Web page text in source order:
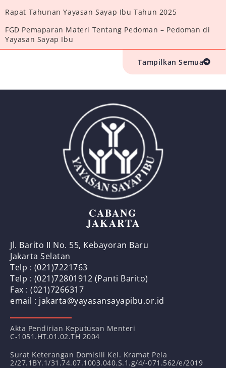
Rapat Tahunan Yayasan Sayap Ibu Tahun 2025
FGD Pemaparan Materi Tentang Pedoman – Pedoman di
Yayasan Sayap Ibu
Tampilkan Semua
CABANG
JAKARTA
Jl. Barito II No. 55, Kebayoran Baru
Jakarta Selatan
Telp : (021)7221763
Telp : (021)72801912 (Panti Barito)
Fax : (021)7266317
email : jakarta@yayasansayapibu.or.id
Akta Pendirian Keputusan Menteri
C-1051.HT.01.02.TH 2004
Surat Keterangan Domisili Kel. Kramat Pela
2/27.1BY.1/31.74.07.1003.040.S.1.g/4/-071.562/e/2019